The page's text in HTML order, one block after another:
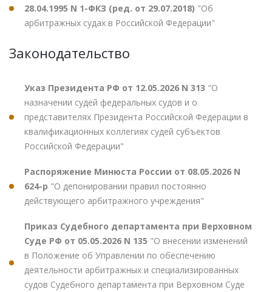
28.04.1995 N 1-ФКЗ (ред. от 29.07.2018) "Об
арбитражных судах в Российской Федерации"
Законодательство
Указ Президента РФ от 12.05.2026 N 313 "О
назначении судей федеральных судов и о
представителях Президента Российской Федерации в
квалификационных коллегиях судей субъектов
Российской Федерации"
Распоряжение Минюста России от 08.05.2026 N
624-р "О депонировании правил постоянно
действующего арбитражного учреждения"
Приказ Судебного департамента при Верховном
Суде РФ от 05.05.2026 N 135 "О внесении изменений
в Положение об Управлении по обеспечению
деятельности арбитражных и специализированных
судов Судебного департамента при Верховном Суде